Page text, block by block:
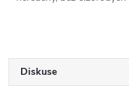
Diskuse